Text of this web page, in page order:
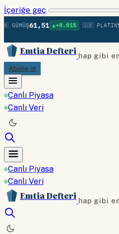
İçeriğe geç
61,51 ▲+0.01% •🇬🇧 PLATIN
Emtia Defteri hap gibi
Abone ol
Canlı Piyasa
Canlı Veri
Canlı Piyasa
Canlı Veri
Emtia Defteri hap gibi